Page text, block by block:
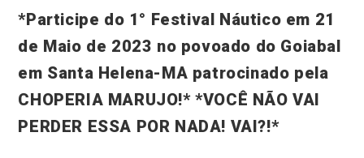
*Participe do 1° Festival Náutico em 21
de Maio de 2023 no povoado do Goiabal
em Santa Helena-MA patrocinado pela
CHOPERIA MARUJO!* *VOCÊ NÃO VAI
PERDER ESSA POR NADA! VAI?!*